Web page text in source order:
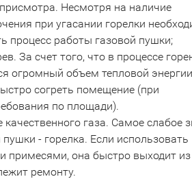
Несмотря на наличие
при угасании горелки
процесс работы газовой пушки;
За счет того, что в процессе
огромный объем тепловой
согреть помещение (при
по площади).
качественного газа. Самое слабое
- горелка. Если использовать
примесями, она быстро выходит из
ремонту.